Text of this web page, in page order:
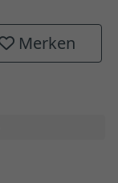
Merken